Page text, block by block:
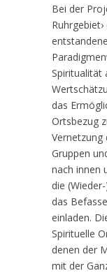
Bei der
Spiritualität
das
Ortsbezug
Vernetzung
Gruppen
nach innen
die
das
einladen.
Spirituelle
denen der
mit der